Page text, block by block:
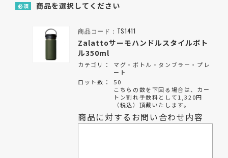
必須 商品を選択してください
商品コード：TS1411
Zalattoサーモハンドルスタイルボト
ル350ml
カテゴリ：
マグ・ボトル・タンブラー・プレ
ート
ロット数：
50
こちらの数を下回る場合は、カー
トン割れ手数料として1,320円
（税込）頂戴いたします。
商品に対するお問い合わせ内容